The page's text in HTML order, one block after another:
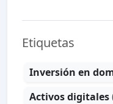
Etiquetas
Inversión en
Activos digitales